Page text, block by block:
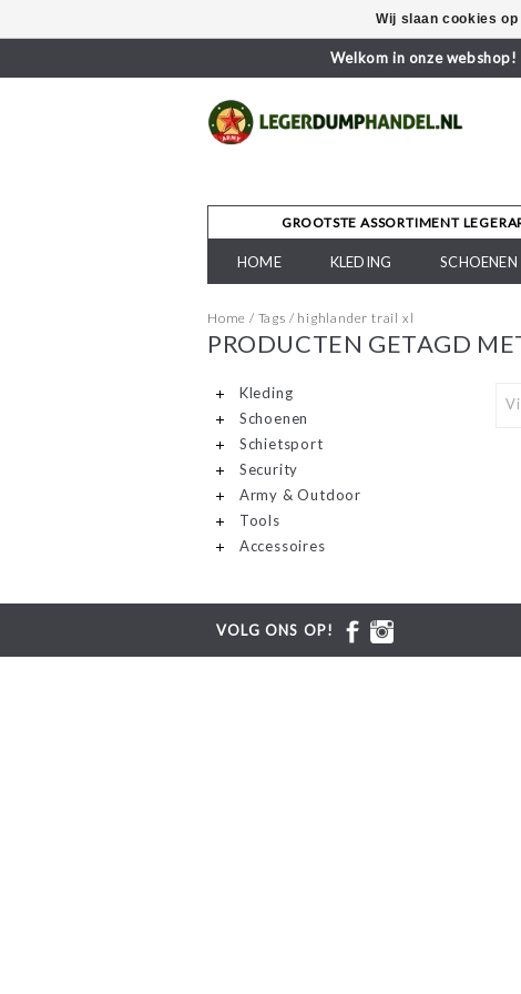
Welkom in onze
GROOTSTE ASSORTIMENT
HOME KLEDING SCHOENEN
Home / Tags / highlander trail xl
PRODUCTEN GETAGD
Kleding
Schoenen
Schietsport
Security
Army & Outdoor
Tools
Accessoires
VOLG ONS OP!
Wij slaan cookies